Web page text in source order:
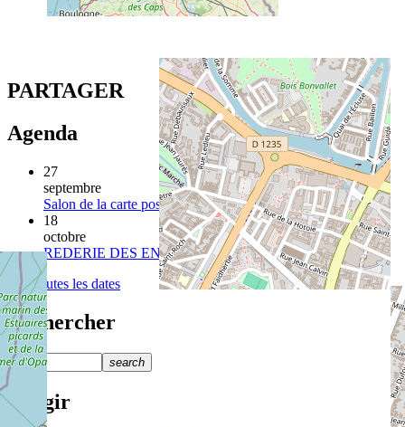
PARTAGER
Agenda
27
septembre
Salon de la carte postale 2026
18
octobre
REDERIE DES ENFANTS 2025
Voir toutes les dates
Rechercher
search
Réagir